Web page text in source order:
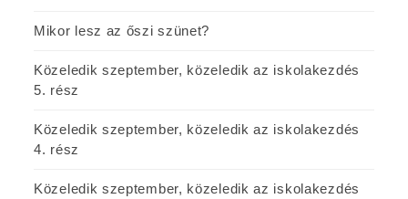
Mikor lesz az őszi szünet?
Közeledik szeptember, közeledik az iskolakezdés
5. rész
Közeledik szeptember, közeledik az iskolakezdés
4. rész
Közeledik szeptember, közeledik az iskolakezdés